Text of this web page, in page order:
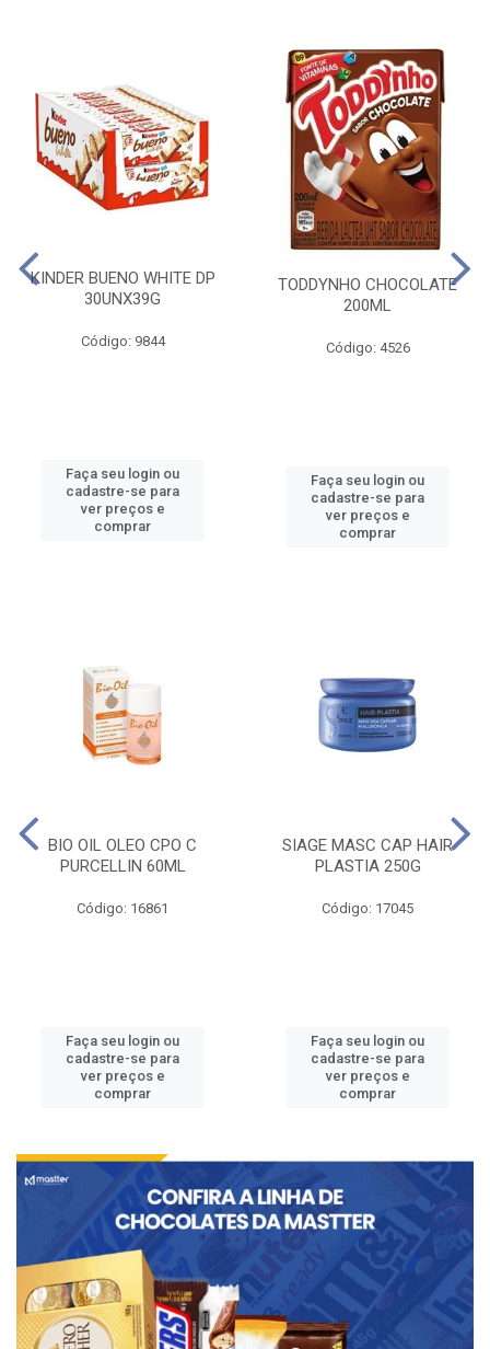
KINDER BUENO WHITE DP
30UNX39G
Código: 9844
Faça seu login ou
cadastre-se para
ver preços e
comprar
TODDYNHO CHOCOLATE
200ML
Código: 4526
Faça seu login ou
cadastre-se para
ver preços e
comprar
BIO OIL OLEO CPO C
PURCELLIN 60ML
Código: 16861
Faça seu login ou
cadastre-se para
ver preços e
comprar
SIAGE MASC CAP HAIR
PLASTIA 250G
Código: 17045
Faça seu login ou
cadastre-se para
ver preços e
comprar